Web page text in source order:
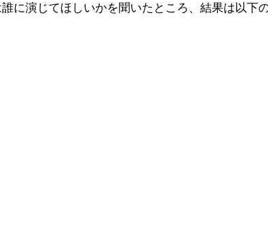
に演じてほしいかを聞いたところ、結果は以下